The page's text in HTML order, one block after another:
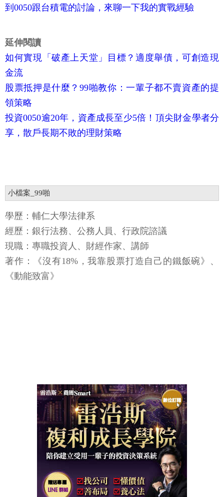
到0050跟台積電的討論，來聊一下我的實戰經驗
延伸閱讀
如何實現「破產上天堂」目標？適度舉債，可創造現
金流
股票抵押是什麼？99啪教你：一輩子都不賣資產的提
領策略
投資0050逾20年，資產成長至少5倍！頂尖財金學者分
享，散戶長期不敗的理財策略
小檔案_99啪
學歷：輔仁大學法律系
經歷：銀行法務、公務人員、行政院諮議
現職：專職投資人、財經作家、講師
著作：《沒有18%，我靠股票打造自己的鐵飯碗》、
《動能致富》